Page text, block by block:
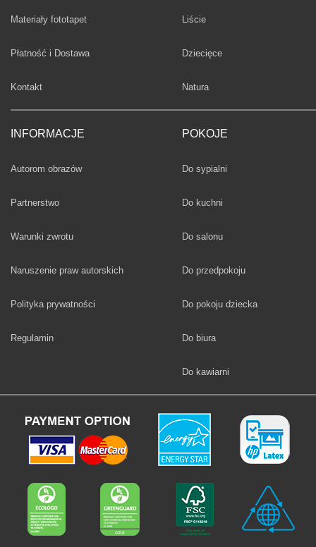
Materiały fototapet
Płatność i Dostawa
Kontakt
INFORMACJE
Autorom obrazów
Partnerstwo
Warunki zwrotu
Naruszenie praw autorskich
Polityka prywatności
Regulamin
Fototapety
Liście
Fototapety
Dziecięce
Fototapety
Natura
POKOJE
Fototapety
Do sypialni
Fototapety
Do kuchni
Fototapety
Do salonu
Fototapety
Do przedpokoju
Fototapety
Do pokoju dziecka
Fototapety
Do biura
Fototapety
Do kawiarni